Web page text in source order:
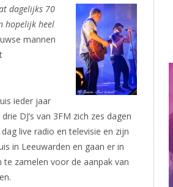
dagelijks 70
hopelijk heel
mannen
ieder jaar
DJ’s van 3FM zich zes dagen
live radio en televisie en zijn
in Leeuwarden en gaan er in
zamelen voor de aanpak van